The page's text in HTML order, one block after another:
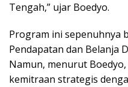
Tengah,” ujar Boedyo.
Program ini sepenuhnya
Pendapatan dan Belanja
Namun, menurut
kemitraan strategis